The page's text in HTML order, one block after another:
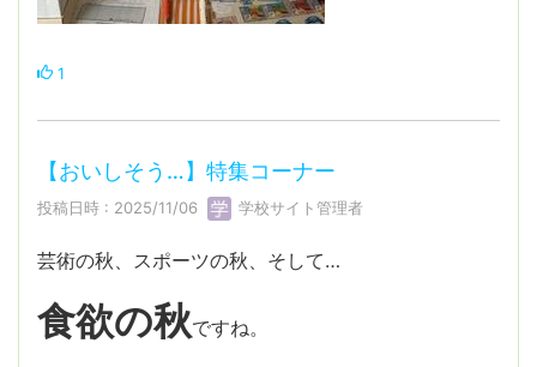
1
【おいしそう…】特集コーナー
投稿日時 : 2025/11/06 学校サイト管理者
芸術の秋、スポーツの秋、そして…
食欲の秋ですね。